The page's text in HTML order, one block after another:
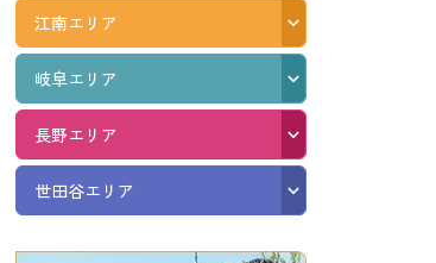
江南エリア
岐阜エリア
長野エリア
世田谷エリア